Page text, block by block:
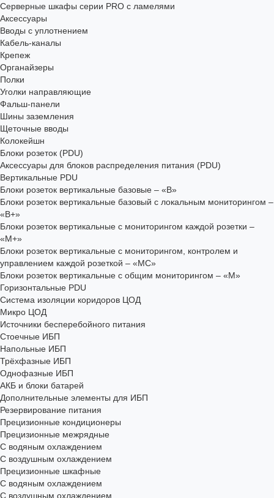
Серверные шкафы серии PRO с ламелями
Аксессуары
Вводы с уплотнением
Кабель-каналы
Крепеж
Органайзеры
Полки
Уголки направляющие
Фальш-панели
Шины заземления
Щеточные вводы
Колокейшн
Блоки розеток (PDU)
Аксессуары для блоков распределения питания (PDU)
Вертикальные PDU
Блоки розеток вертикальные базовые – «В»
Блоки розеток вертикальные базовый с локальным мониторингом –
«В+»
Блоки розеток вертикальные с мониторингом каждой розетки –
«М+»
Блоки розеток вертикальные с мониторингом, контролем и
управлением каждой розеткой – «МС»
Блоки розеток вертикальные с общим мониторингом – «М»
Горизонтальные PDU
Система изоляции коридоров ЦОД
Микро ЦОД
Источники бесперебойного питания
Стоечные ИБП
Напольные ИБП
Трёхфазные ИБП
Однофазные ИБП
АКБ и блоки батарей
Дополнительные элементы для ИБП
Резервирование питания
Прецизионные кондиционеры
Прецизионные межрядные
С водяным охлаждением
С воздушным охлаждением
Прецизионные шкафные
С водяным охлаждением
С воздушным охлаждением